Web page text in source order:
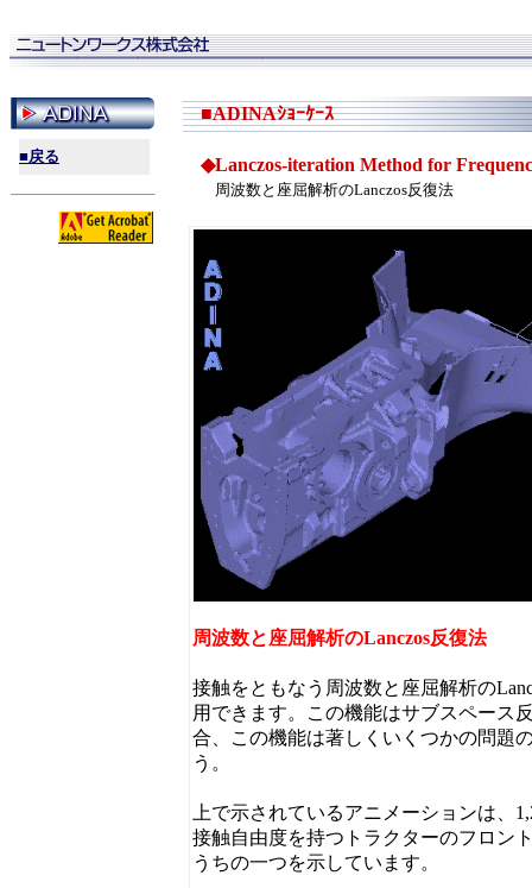
■戻る
■ADINAｼｮｰｹｰｽ
◆Lanczos-iteration Method for
周波数と座屈解析のLanczos反復法
周波数と座屈解析のLanczos反復法
接触をともなう周波数と座屈解析の
用できます。この機能はサブスペース
合、この機能は著しくいくつかの問題
う。
上で示されているアニメーションは、
接触自由度を持つトラクターのフロン
うちの一つを示しています。